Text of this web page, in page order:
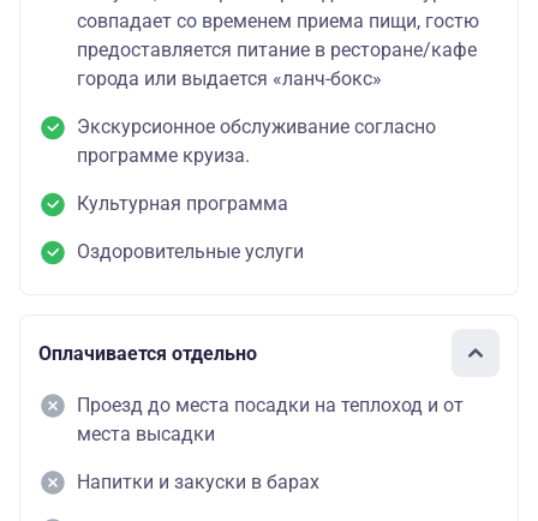
совпадает со временем приема пищи, гостю
предоставляется питание в ресторане/кафе
города или выдается «ланч-бокс»
Экскурсионное обслуживание согласно
программе круиза.
Культурная программа
Оздоровительные услуги
Оплачивается отдельно
Проезд до места посадки на теплоход и от
места высадки
Напитки и закуски в барах